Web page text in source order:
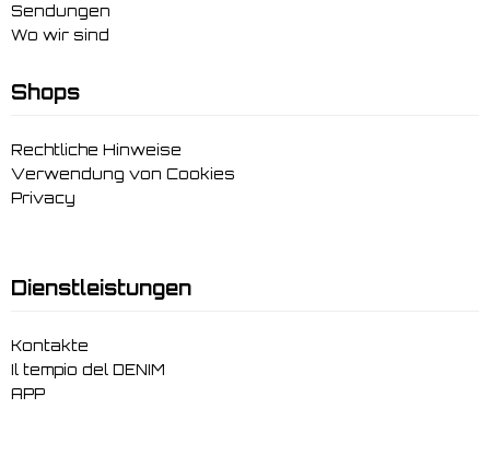
Sendungen
Wo wir sind
Shops
Rechtliche Hinweise
Verwendung von Cookies
Privacy
Dienstleistungen
Kontakte
Il tempio del DENIM
APP